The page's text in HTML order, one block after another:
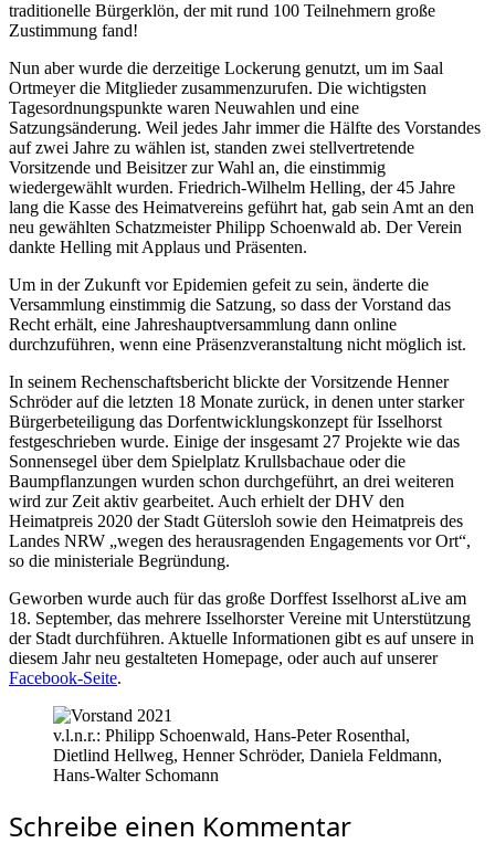
traditionelle Bürgerklön, der mit rund 100 Teilnehmern große
Zustimmung fand!
Nun aber wurde die derzeitige Lockerung genutzt, um im Saal
Ortmeyer die Mitglieder zusammenzurufen. Die wichtigsten
Tagesordnungspunkte waren Neuwahlen und eine
Satzungsänderung. Weil jedes Jahr immer die Hälfte des Vorstandes
auf zwei Jahre zu wählen ist, standen zwei stellvertretende
Vorsitzende und Beisitzer zur Wahl an, die einstimmig
wiedergewählt wurden. Friedrich-Wilhelm Helling, der 45 Jahre
lang die Kasse des Heimatvereins geführt hat, gab sein Amt an den
neu gewählten Schatzmeister Philipp Schoenwald ab. Der Verein
dankte Helling mit Applaus und Präsenten.
Um in der Zukunft vor Epidemien gefeit zu sein, änderte die
Versammlung einstimmig die Satzung, so dass der Vorstand das
Recht erhält, eine Jahreshauptversammlung dann online
durchzuführen, wenn eine Präsenzveranstaltung nicht möglich ist.
In seinem Rechenschaftsbericht blickte der Vorsitzende Henner
Schröder auf die letzten 18 Monate zurück, in denen unter starker
Bürgerbeteiligung das Dorfentwicklungskonzept für Isselhorst
festgeschrieben wurde. Einige der insgesamt 27 Projekte wie das
Sonnensegel über dem Spielplatz Krullsbachaue oder die
Baumpflanzungen wurden schon durchgeführt, an drei weiteren
wird zur Zeit aktiv gearbeitet. Auch erhielt der DHV den
Heimatpreis 2020 der Stadt Gütersloh sowie den Heimatpreis des
Landes NRW „wegen des herausragenden Engagements vor Ort“,
so die ministeriale Begründung.
Geworben wurde auch für das große Dorffest Isselhorst aLive am
18. September, das mehrere Isselhorster Vereine mit Unterstützung
der Stadt durchführen. Aktuelle Informationen gibt es auf unsere in
diesem Jahr neu gestalteten Homepage, oder auch auf unserer
Facebook-Seite.
v.l.n.r.: Philipp Schoenwald, Hans-Peter Rosenthal,
Dietlind Hellweg, Henner Schröder, Daniela Feldmann,
Hans-Walter Schomann
Schreibe einen Kommentar